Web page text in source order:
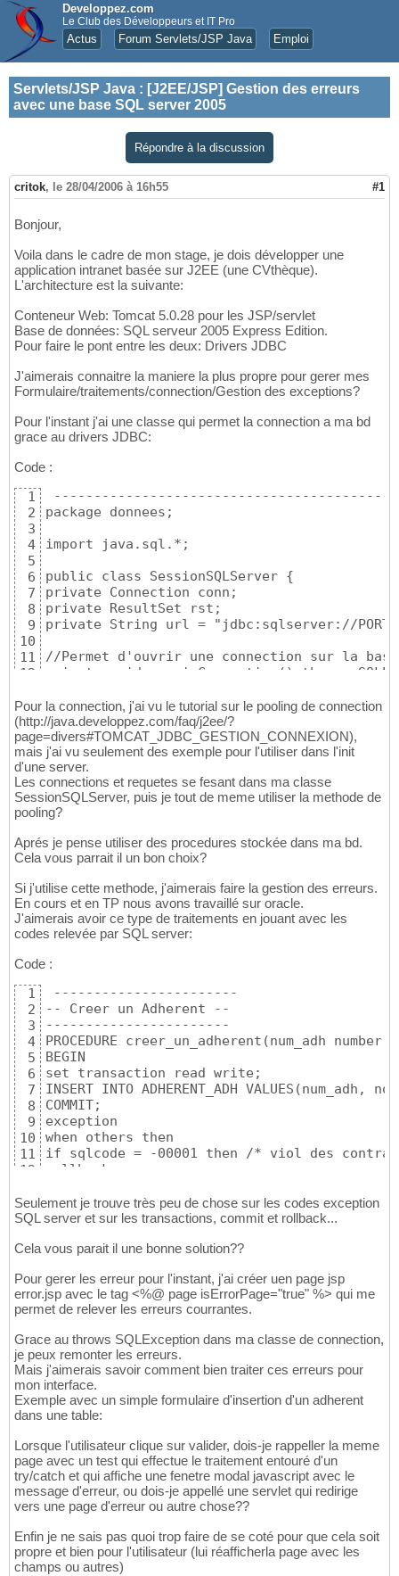
Developpez.com
Le Club des Développeurs et IT Pro
Actus Forum Servlets/JSP Java Emploi
Servlets/JSP Java : [J2EE/JSP] Gestion des erreurs
avec une base SQL server 2005
Répondre à la discussion
critok, le 28/04/2006 à 16h55 #1
Bonjour,
Voila dans le cadre de mon stage, je dois développer une
application intranet basée sur J2EE (une CVthèque).
L'architecture est la suivante:
Conteneur Web: Tomcat 5.0.28 pour les JSP/servlet
Base de données: SQL serveur 2005 Express Edition.
Pour faire le pont entre les deux: Drivers JDBC
J'aimerais connaitre la maniere la plus propre pour gerer mes
Formulaire/traitements/connection/Gestion des exceptions?
Pour l'instant j'ai une classe qui permet la connection a ma bd
grace au drivers JDBC:
Code :
1
2
3
4
5
6
7
8
9
10
11
12
14
15
16
17
18
19
20
21
23
24
25
26
27
28
30
32
33
34
35
package donnees;
import java.sql.*;
public class SessionSQLServer {
private Connection conn;
private ResultSet rst;
private String url = "jdbc:sqlserver://
//Permet d'ouvrir une connection sur la base
private void ouvrirConnection() throws
conn = DriverManager.getConnection(url);
conn.setAutoCommit(true);
}
//Permet de fermer la connection vers la
private void fermerConnection() throws
public void addprofil() throws SQLException
ouvrirConnection();
Statement stmt = conn.createStatement();
stmt.executeUpdate("INSERT INTO
stmt.close();
fermerConnection();
}
Pour la connection, j'ai vu le tutorial sur le pooling de connection
(http://java.developpez.com/faq/j2ee/?
page=divers#TOMCAT_JDBC_GESTION_CONNEXION),
mais j'ai vu seulement des exemple pour l'utiliser dans l'init
d'une server.
Les connections et requetes se fesant dans ma classe
SessionSQLServer, puis je tout de meme utiliser la methode de
pooling?
Aprés je pense utiliser des procedures stockée dans ma bd.
Cela vous parrait il un bon choix?
Si j'utilise cette methode, j'aimerais faire la gestion des erreurs.
En cours et en TP nous avons travaillé sur oracle.
J'aimerais avoir ce type de traitements en jouant avec les
codes relevée par SQL server:
Code :
1
2
3
4
5
6
7
8
9
10
11
12
14
15
17
19
20
21
22
-----------------------
-- Creer un Adherent --
-----------------------
PROCEDURE creer_un_adherent(num_adh
BEGIN
set transaction read write;
INSERT INTO ADHERENT_ADH
COMMIT;
exception
when others then
if sqlcode = -00001 then /* viol des
rollback;
elsif sqlcode = -00060 then /* problème
rollback;
else /* erreur inattendue */
message := 'sqlcode :'||sqlcode||'
raise_application_error(-20100, 'Erreur
end if;
Seulement je trouve très peu de chose sur les codes exception
SQL server et sur les transactions, commit et rollback...
Cela vous parait il une bonne solution??
Pour gerer les erreur pour l'instant, j'ai créer uen page jsp
error.jsp avec le tag <%@ page isErrorPage="true" %> qui me
permet de relever les erreurs courrantes.
Grace au throws SQLException dans ma classe de connection,
je peux remonter les erreurs.
Mais j'aimerais savoir comment bien traiter ces erreurs pour
mon interface.
Exemple avec un simple formulaire d'insertion d'un adherent
dans une table:
Lorsque l'utilisateur clique sur valider, dois-je rappeller la meme
page avec un test qui effectue le traitement entouré d'un
try/catch et qui affiche une fenetre modal javascript avec le
message d'erreur, ou dois-je appellé une servlet qui redirige
vers une page d'erreur ou autre chose??
Enfin je ne sais pas quoi trop faire de se coté pour que cela soit
propre et bien pour l'utilisateur (lui réafficherla page avec les
champs ou autres)